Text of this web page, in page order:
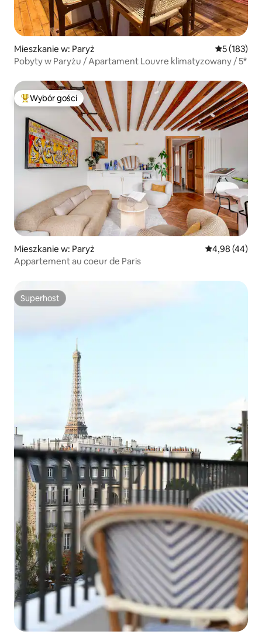
Mieszkanie w: Paryż Średnia
5 (183)
Pobyty w Paryżu / Apartament Louvre klimatyzowany / 5*
Najpopularniejsze z kategorii Wybór gości
Wybór gości
Mieszkanie w: Paryż Średnia
4,98 (44)
Appartement au coeur de Paris
Superhost
Superhost